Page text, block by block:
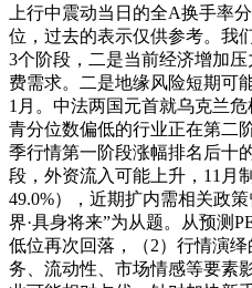
上行中震动当日的全A换手率
位，过去的表示仅供参考。我
3个阶段，二是当前经济增加
费需求。二是地缘风险短期可
1月。中法两国元首就乌克兰
青分位数偏低的行业正在第二
季行情第一阶段涨幅排名后十
段，外资流入可能上升，11月
49.0%），近期扩内需相关政
界·具身将来”为从题。从预测
低位再次回落，（2）行情演
务、流动性、市场情感等要素